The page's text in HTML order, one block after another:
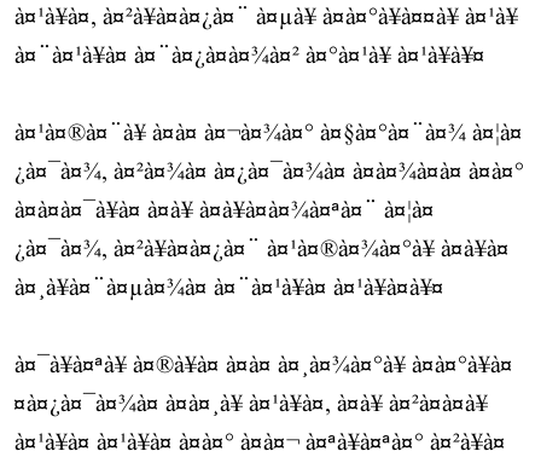
à¤¹à¥à¤, à¤²à¥à¤à¤¿à¤¨ à¤µà¥ à¤­à¤°à¥à¤¤à¥ à¤¹à¥
à¤¨à¤¹à¥à¤ à¤¨à¤¿à¤à¤¾à¤² à¤°à¤¹à¥ à¤¹à¥à¥¤
à¤¹à¤®à¤¨à¥ à¤à¤ à¤¬à¤¾à¤° à¤§à¤°à¤¨à¤¾ à¤¦à¤
¿à¤¯à¤¾, à¤²à¤¾à¤ à¤¿à¤¯à¤¾à¤ à¤à¤¾à¤à¤ à¤à¤°
à¤à¤à¤¯à¥à¤ à¤à¥ à¤à¥à¤à¤¾à¤ªà¤¨ à¤¦à¤
¿à¤¯à¤¾, à¤²à¥à¤à¤¿à¤¨ à¤¹à¤®à¤¾à¤°à¥ à¤à¥à¤
à¤¸à¥à¤¨à¤µà¤¾à¤ à¤¨à¤¹à¥à¤ à¤¹à¥à¤à¥¤
à¤¯à¥à¤ªà¥ à¤®à¥à¤ à¤à¤ à¤¸à¤¾à¤°à¥ à¤­à¤°à¥à¤
¤à¤¿à¤¯à¤¾à¤ à¤à¤¸à¥ à¤¹à¥à¤, à¤à¥ à¤²à¤à¤à¥
à¤¹à¥à¤ à¤¹à¥à¤ à¤à¤° à¤à¤¬ à¤ªà¥à¤ªà¤° à¤²à¥à¤